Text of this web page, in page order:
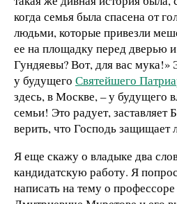
когда семья была спасена от
людьми, которые привезли
ее на площадку перед дверью
Гундяевы? Вот, для вас мука!»
у будущего Святейшего
здесь, в Москве, – у будущего
семьи! Это радует, заставляет
верить, что Господь защищает
Я еще скажу о владыке два
кандидатскую работу. Я
написать на тему о